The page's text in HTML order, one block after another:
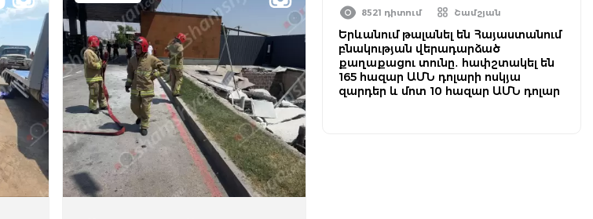
8521 դիտում Շամշյան
Երևանում թալանել են Հայաստանում
բնակության վերադարձած
քաղաքացու տունը․ հափշտակել են
165 հազար ԱՄՆ դոլարի ոսկյա
զարդեր և մոտ 10 հազար ԱՄՆ դոլար